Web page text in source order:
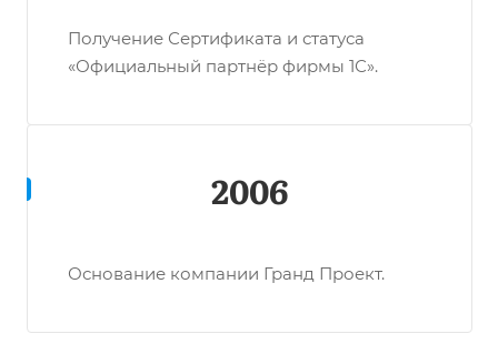
Получение Сертификата и статуса
«Официальный партнёр фирмы 1С».
2006
Основание компании Гранд Проект.